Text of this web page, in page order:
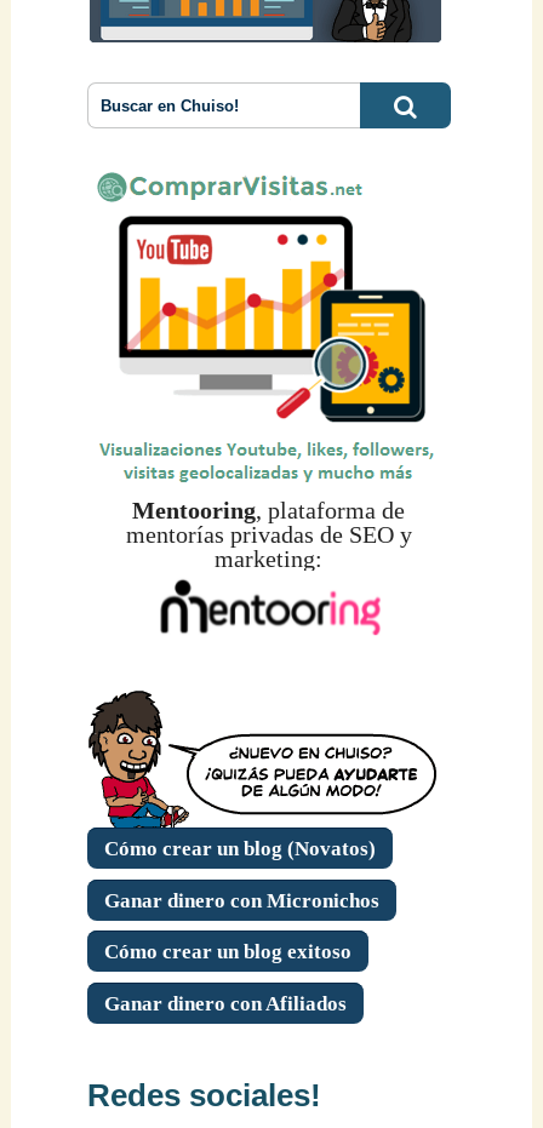
Mentooring, plataforma de
mentorías privadas de SEO y
marketing:
Cómo crear un blog (Novatos)
Ganar dinero con Micronichos
Cómo crear un blog exitoso
Ganar dinero con Afiliados
Redes sociales!